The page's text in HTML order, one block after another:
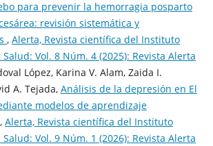
para prevenir la hemorragia posparto
revisión sistemática y
, Alerta, Revista científica del Instituto
Vol. 8 Núm. 4 (2025): Revista Alerta
López, Karina V. Alam, Zaida I.
A. Tejada, Análisis de la depresión en El
modelos de aprendizaje
, Alerta, Revista científica del Instituto
Vol. 9 Núm. 1 (2026): Revista Alerta